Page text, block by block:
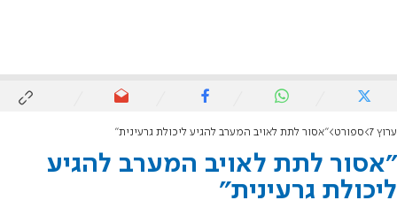
ערוץ 7 ספורט "אסור לתת לאויב המערב להגיע ליכולת גרעינית"
"אסור לתת לאויב המערב להגיע
ליכולת גרעינית"